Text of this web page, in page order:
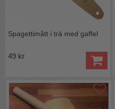
Spagettimått i trä med gaffel
49 kr